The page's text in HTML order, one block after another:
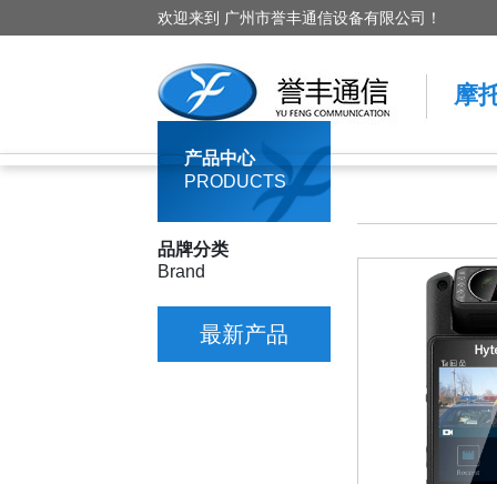
欢迎来到 广州市誉丰通信设备有限公司！
摩
产品中心
PRODUCTS
品牌分类
Brand
最新产品